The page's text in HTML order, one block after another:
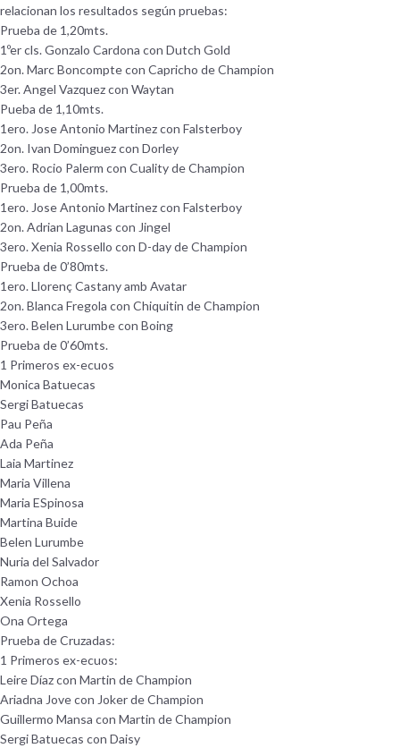
relacionan los resultados según pruebas:
Prueba de 1,20mts.
1ºer cls. Gonzalo Cardona con Dutch Gold
2on. Marc Boncompte con Capricho de Champion
3er. Angel Vazquez con Waytan
Pueba de 1,10mts.
1ero. Jose Antonio Martinez con Falsterboy
2on. Ivan Dominguez con Dorley
3ero. Rocio Palerm con Cuality de Champion
Prueba de 1,00mts.
1ero. Jose Antonio Martinez con Falsterboy
2on. Adrian Lagunas con Jingel
3ero. Xenia Rossello con D-day de Champion
Prueba de 0’80mts.
1ero. Llorenç Castany amb Avatar
2on. Blanca Fregola con Chiquitin de Champion
3ero. Belen Lurumbe con Boing
Prueba de 0’60mts.
1 Primeros ex-ecuos
Monica Batuecas
Sergi Batuecas
Pau Peña
Ada Peña
Laia Martinez
Maria Villena
Maria ESpinosa
Martina Buide
Belen Lurumbe
Nuria del Salvador
Ramon Ochoa
Xenia Rossello
Ona Ortega
Prueba de Cruzadas:
1 Primeros ex-ecuos:
Leire Díaz con Martin de Champion
Ariadna Jove con Joker de Champion
Guillermo Mansa con Martin de Champion
Sergi Batuecas con Daisy